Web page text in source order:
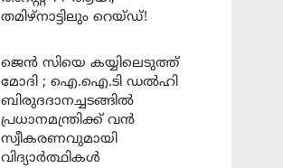
തമിഴ്‌നാട്ടിലും റെയ്ഡ്!
ജെൻ സിയെ കയ്യിലെടുത്ത്
മോദി ; ഐ.ഐ.ടി ഡൽഹി
ബിരുദദാനച്ചടങ്ങിൽ
പ്രധാനമന്ത്രിക്ക് വൻ
സ്വീകരണവുമായി
വിദ്യാർത്ഥികൾ